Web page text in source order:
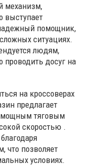
механизм,
выступает
помощник,
ситуациях.
людям,
проводить досуг на
на кроссоверах
предлагает
мощным тяговым
скоростью .
что позволяет
условиях.